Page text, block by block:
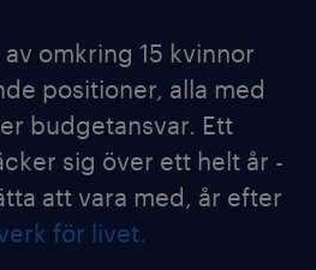
omkring 15 kvinnor
positioner, alla med
budgetansvar. Ett
sig över ett helt år -
att vara med, år efter
för livet.